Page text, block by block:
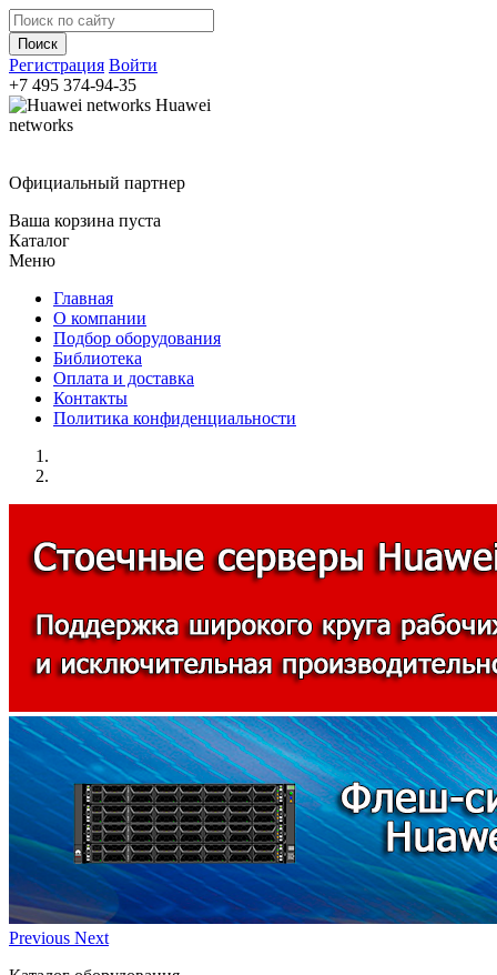
Регистрация Войти
+7 495 374-94-35
Huawei
networks
Официальный партнер
Ваша корзина пуста
Каталог
Меню
Главная
О компании
Подбор оборудования
Библиотека
Оплата и доставка
Контакты
Политика конфиденциальности
Previous Next